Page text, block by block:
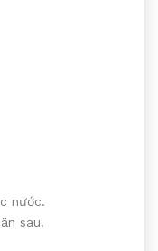
nước.
sau.